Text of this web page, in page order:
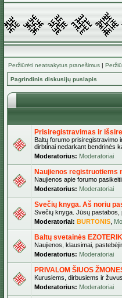
Peržiūrėti neatsakytus pranešimus |
Pagrindinis diskusijų puslapis
Prisiregistravimas ir
Baltų forumo prisiregistravimo
dirbtinai nedarkant bendrinės
Moderatorius: Moderatoriai
Naujienos registruotiems
Naujienos apie forumo
Moderatorius: Moderatoriai
Svečių knyga. Aš noriu
Svečių knyga. Jūsų pastabos,
Moderatoriai: BURTONIS
Baltų svetainės
Naujienos, klausimai,
Moderatorius: Moderatoriai
PRIVALOM ŠIUOS
Kurusiems, dirbusiems ir
Moderatorius: Moderatoriai